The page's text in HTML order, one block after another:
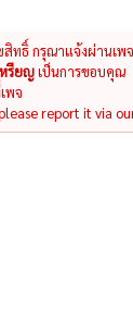
ทธิ์ กรุณาแจ้งผ่านเพจ
หรียญเป็นการขอบคุณ
พจ
report it via